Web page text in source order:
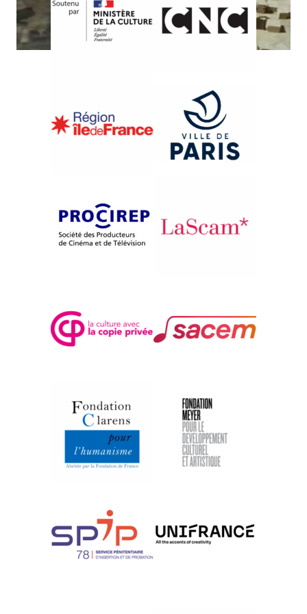
GALILÉE, AU NOM DES
PIERRES
Bernard Mangiante